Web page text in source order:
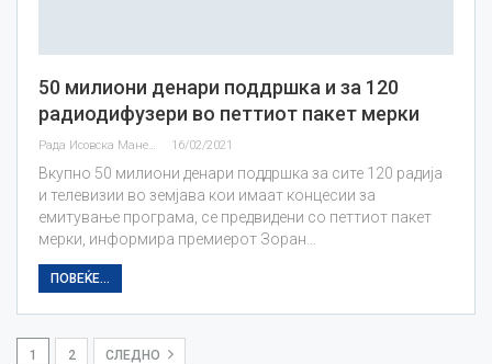
50 милиони денари поддршка и за 120
радиодифузери во петтиот пакет мерки
16/02/2021
Вкупно 50 милиони денари поддршка за сите 120 радија
и телевизии во земјава кои имаат концесии за
емитување програма, се предвидени со петтиот пакет
мерки, информира премиерот Зоран…
ПОВЕЌЕ...
1 2 СЛЕДНО